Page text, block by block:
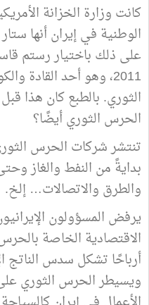
كانت وزارة الخزانة
الوطنية في إيران أنها
على ذلك باختيار رستم
2011، وهو أحد القادة
الثوري. بالطبع كان هذا
الحرس الثوري أيضًا؟
تنتشر شركات الحرس
بدايةً من النفط والغاز
والطرق والاتصالات… إلخ.
يرفض المسؤولون
أرباحًا تشكل سدس الناتج
ويسيطر الحرس الثوري